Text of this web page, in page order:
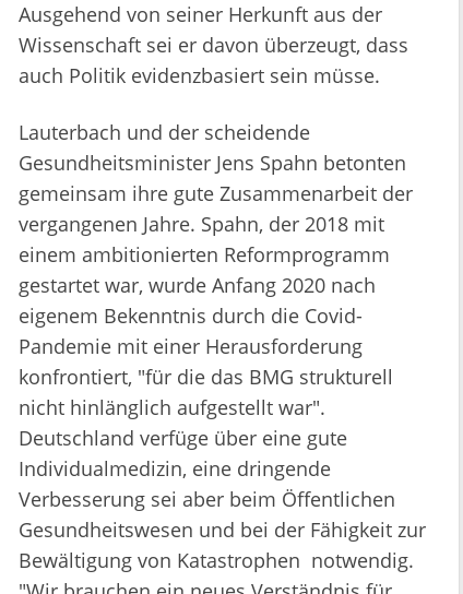
Ausgehend von seiner Herkunft aus der
Wissenschaft sei er davon überzeugt, dass
auch Politik evidenzbasiert sein müsse.
Lauterbach und der scheidende
Gesundheitsminister Jens Spahn betonten
gemeinsam ihre gute Zusammenarbeit der
vergangenen Jahre. Spahn, der 2018 mit
einem ambitionierten Reformprogramm
gestartet war, wurde Anfang 2020 nach
eigenem Bekenntnis durch die Covid-
Pandemie mit einer Herausforderung
konfrontiert, "für die das BMG strukturell
nicht hinlänglich aufgestellt war".
Deutschland verfüge über eine gute
Individualmedizin, eine dringende
Verbesserung sei aber beim Öffentlichen
Gesundheitswesen und bei der Fähigkeit zur
Bewältigung von Katastrophen notwendig.